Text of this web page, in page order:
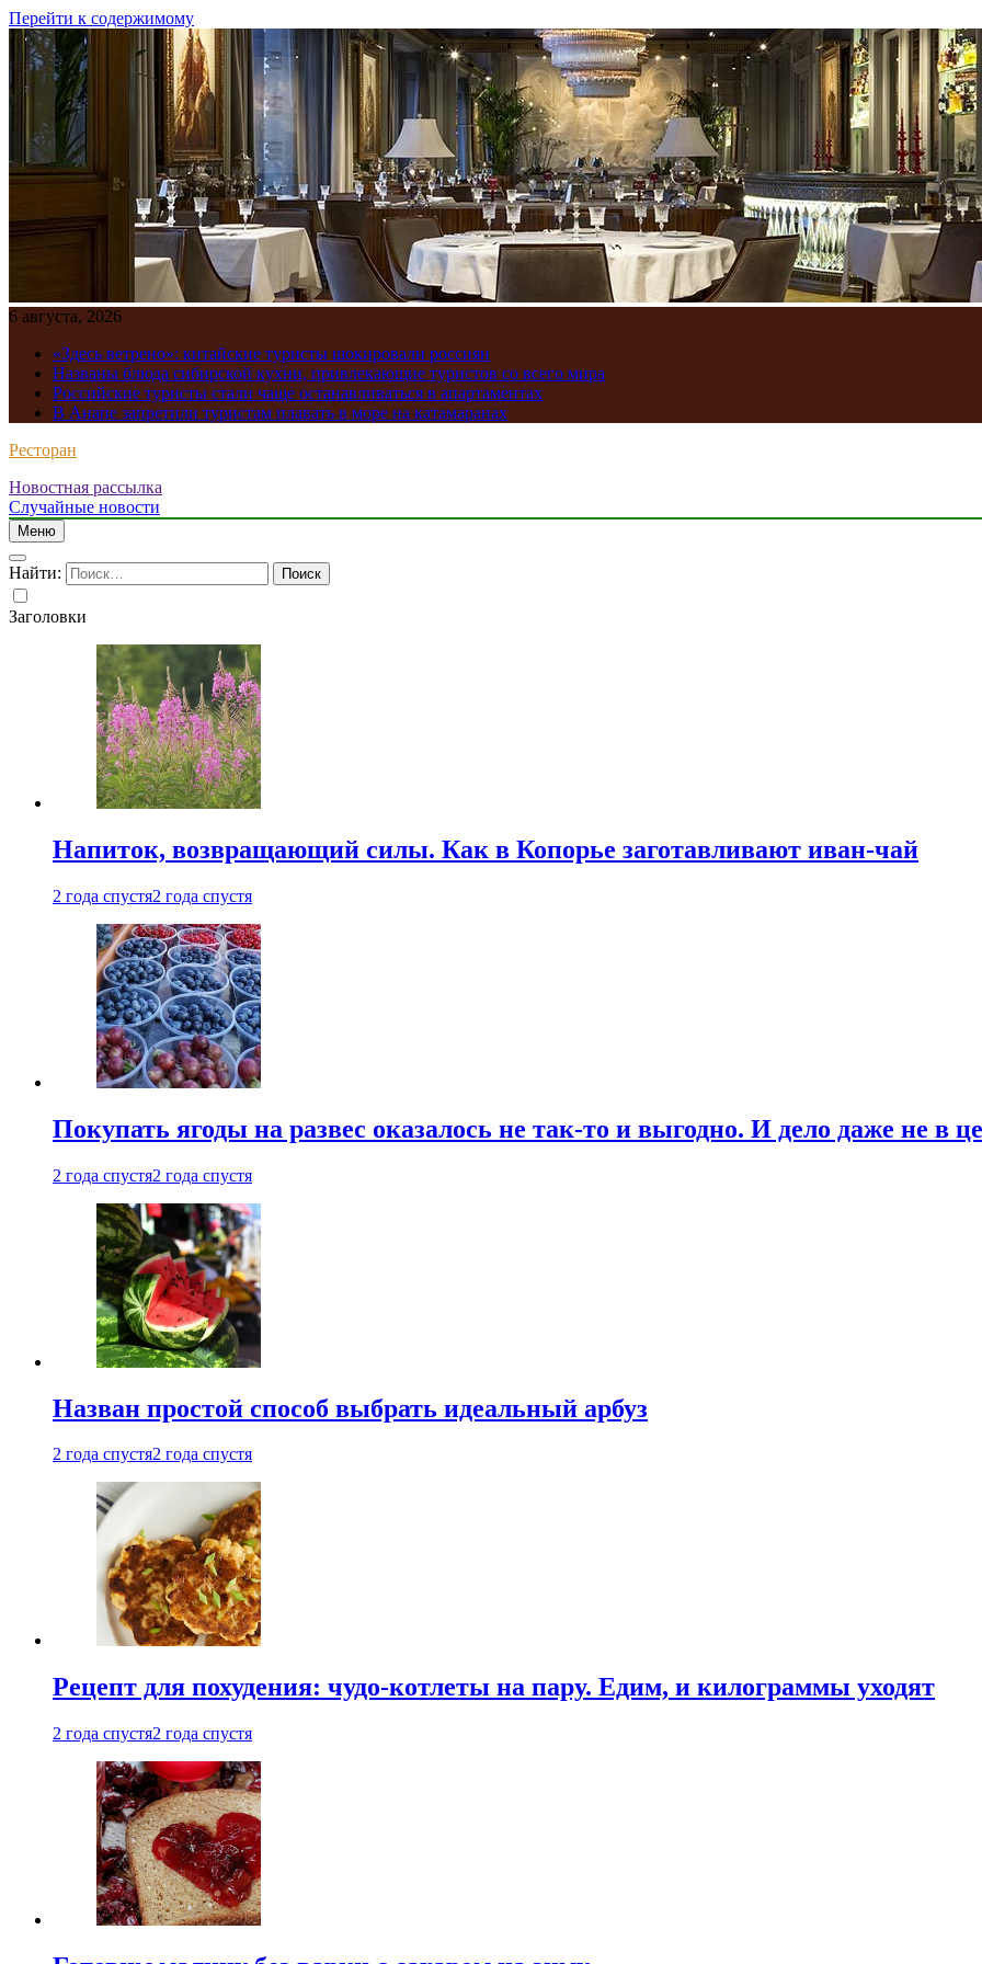
Перейти к содержимому
6 августа, 2026
«Здесь ветрено»: китайские туристы шокировали россиян
Названы блюда сибирской кухни, привлекающие туристов со всего мира
Российские туристы стали чаще останавливаться в апартаментах
В Анапе запретили туристам плавать в море на катамаранах
Ресторан
Новостная рассылка
Случайные новости
Меню
Найти:
Заголовки
Напиток, возвращающий силы. Как в Копорье заготавливают иван-чай
2 года спустя2 года спустя
Покупать ягоды на развес оказалось не так-то и выгодно. И дело даже не в
2 года спустя2 года спустя
Назван простой способ выбрать идеальный арбуз
2 года спустя2 года спустя
Рецепт для похудения: чудо-котлеты на пару. Едим, и килограммы уходят
2 года спустя2 года спустя